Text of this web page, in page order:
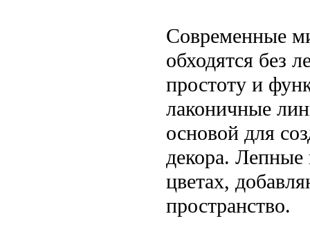
Современные
обходятся без
простоту и
лаконичные
основой для
декора.
цветах,
пространство.